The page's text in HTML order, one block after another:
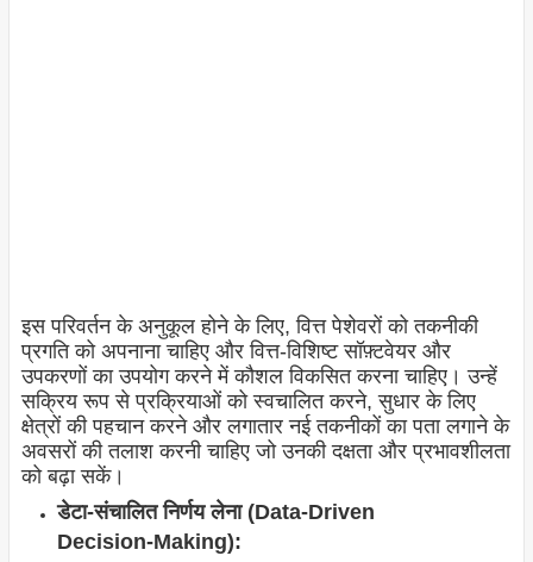
इस परिवर्तन के अनुकूल होने के लिए, वित्त पेशेवरों को तकनीकी
प्रगति को अपनाना चाहिए और वित्त-विशिष्ट सॉफ़्टवेयर और
उपकरणों का उपयोग करने में कौशल विकसित करना चाहिए। उन्हें
सक्रिय रूप से प्रक्रियाओं को स्वचालित करने, सुधार के लिए
क्षेत्रों की पहचान करने और लगातार नई तकनीकों का पता लगाने के
अवसरों की तलाश करनी चाहिए जो उनकी दक्षता और प्रभावशीलता
को बढ़ा सकें।
डेटा-संचालित निर्णय लेना (Data-Driven
Decision-Making):